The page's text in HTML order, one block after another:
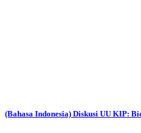
(Bahasa Indonesia) Diskusi UU KIP: